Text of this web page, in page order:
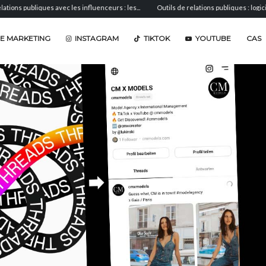
avec les influenceurs : les... Outils de relations publiques : logiciels de...
MARKETING INSTAGRAM TIKTOK YOUTUBE CAS